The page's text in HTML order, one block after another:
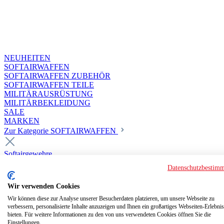
NEUHEITEN
SOFTAIRWAFFEN
SOFTAIRWAFFEN ZUBEHÖR
SOFTAIRWAFFEN TEILE
MILITÄRAUSRÜSTUNG
MILITÄRBEKLEIDUNG
SALE
MARKEN
Zur Kategorie SOFTAIRWAFFEN
Softairgewehre
Deluxe Custom Guns ab 18
Softair elektrisch ab 18
Softair elektrisch ab 14
Softair gasbetrieben ab 18
Softair HPA Luftdruck ab 18
Historische Softairwaffen
Wir verwenden Cookies
Wir können diese zur Analyse unserer Besucherdaten platzieren, um unsere Webseite zu
verbessern, personalisierte Inhalte anzuzeigen und Ihnen ein großartiges Webseiten-
bieten. Für weitere Informationen zu den von uns verwendeten Cookies öffnen Sie die
Einstellungen.